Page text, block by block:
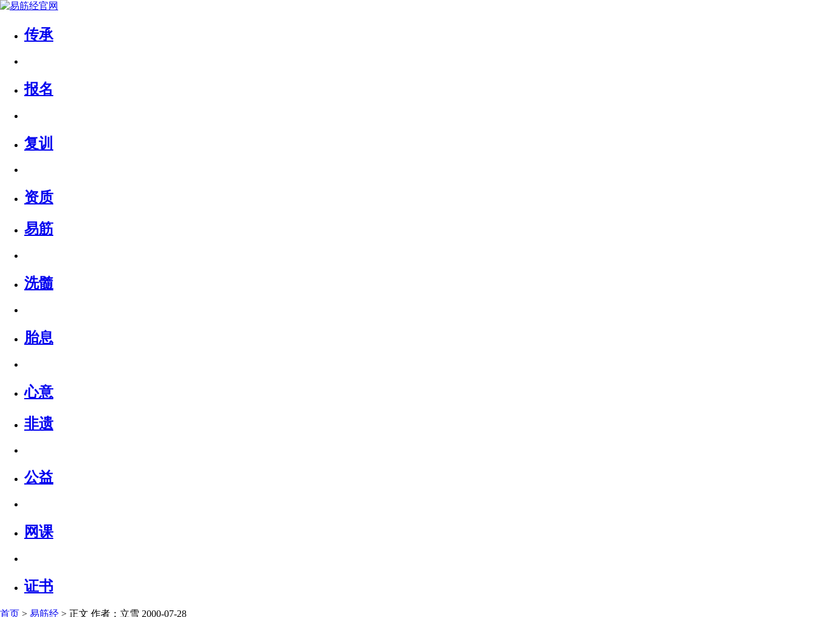
传承
报名
复训
资质
易筋
洗髓
胎息
心意
非遗
公益
网课
证书
首页 > 易筋经 > 正文 作者：立雪 2000-07-28